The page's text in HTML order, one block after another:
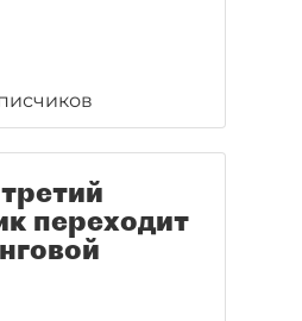
переходит